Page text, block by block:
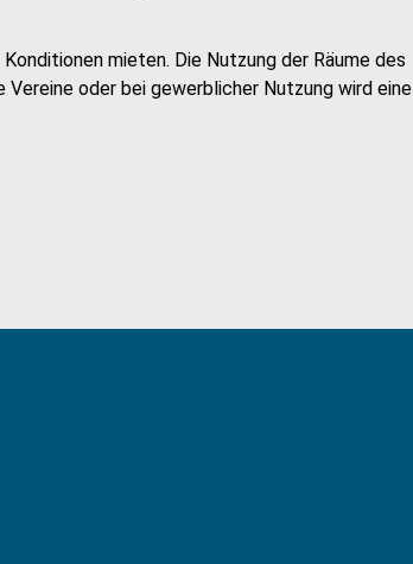
mieten. Die Nutzung der Räume des
oder bei gewerblicher Nutzung wird eine